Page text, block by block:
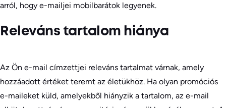
arról, hogy e-mailjei mobilbarátok legyenek.
Releváns tartalom hiánya
Az Ön e-mail címzettjei releváns tartalmat várnak, amely
hozzáadott értéket teremt az életükhöz. Ha olyan promóciós
e-maileket küld, amelyekből hiányzik a tartalom, az e-mail